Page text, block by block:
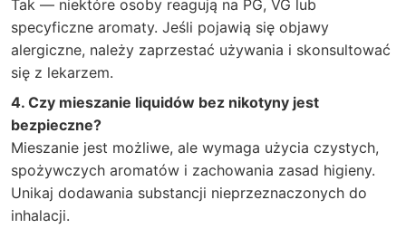
Tak — niektóre osoby reagują na PG, VG lub
specyficzne aromaty. Jeśli pojawią się objawy
alergiczne, należy zaprzestać używania i skonsultować
się z lekarzem.
4. Czy mieszanie liquidów bez nikotyny jest
bezpieczne?
Mieszanie jest możliwe, ale wymaga użycia czystych,
spożywczych aromatów i zachowania zasad higieny.
Unikaj dodawania substancji nieprzeznaczonych do
inhalacji.